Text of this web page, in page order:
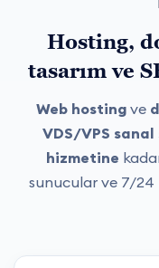
Hosting,
tasarım ve
Web hostingve
VDS/VPS sanal
hizmetine
sunucular ve 7/24